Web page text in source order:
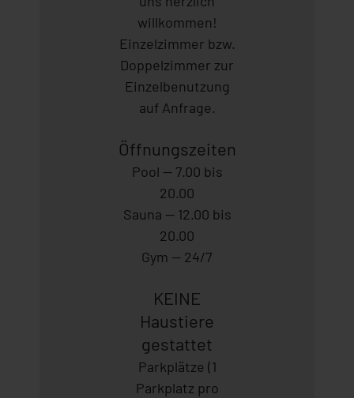
willkommen!
Einzelzimmer bzw.
Doppelzimmer zur
Einzelbenutzung
auf Anfrage.
Öffnungszeiten
Pool — 7.00 bis
20.00
Sauna — 12.00 bis
20.00
Gym — 24/7
KEINE
Haustiere
gestattet
Parkplätze (1
Parkplatz pro